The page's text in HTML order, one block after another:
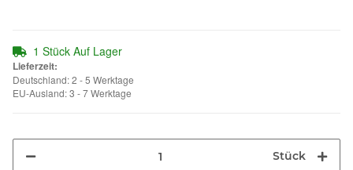
1 Stück Auf Lager
Lieferzeit:
Deutschland: 2 - 5 Werktage
EU-Ausland: 3 - 7 Werktage
Stück